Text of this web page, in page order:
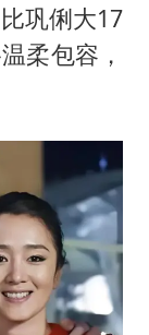
巩俐大17
柔包容，